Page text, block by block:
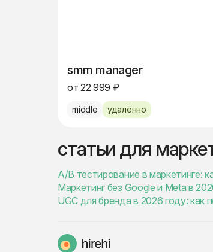
smm manager
от 22 999 ₽
middle удалённо
статьи для
A/B тестирование в маркетинге:
Маркетинг без Google и Meta в
UGC для бренда в 2026 году: как